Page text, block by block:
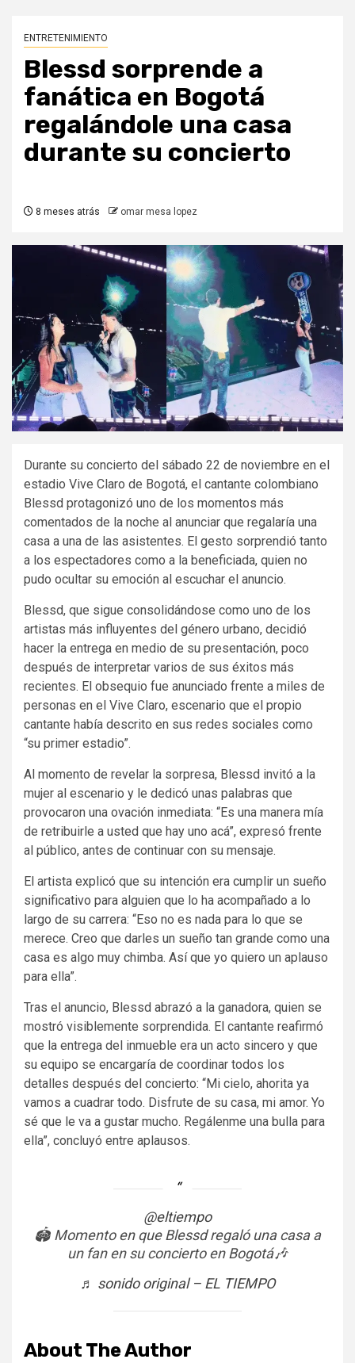
ENTRETENIMIENTO
Blessd sorprende a
fanática en Bogotá
regalándole una casa
durante su concierto
8 meses atrás omar mesa lopez
Durante su concierto del sábado 22 de noviembre en el
estadio Vive Claro de Bogotá, el cantante colombiano
Blessd protagonizó uno de los momentos más
comentados de la noche al anunciar que regalaría una
casa a una de las asistentes. El gesto sorprendió tanto
a los espectadores como a la beneficiada, quien no
pudo ocultar su emoción al escuchar el anuncio.
Blessd, que sigue consolidándose como uno de los
artistas más influyentes del género urbano, decidió
hacer la entrega en medio de su presentación, poco
después de interpretar varios de sus éxitos más
recientes. El obsequio fue anunciado frente a miles de
personas en el Vive Claro, escenario que el propio
cantante había descrito en sus redes sociales como
“su primer estadio”.
Al momento de revelar la sorpresa, Blessd invitó a la
mujer al escenario y le dedicó unas palabras que
provocaron una ovación inmediata: “Es una manera mía
de retribuirle a usted que hay uno acá”, expresó frente
al público, antes de continuar con su mensaje.
El artista explicó que su intención era cumplir un sueño
significativo para alguien que lo ha acompañado a lo
largo de su carrera: “Eso no es nada para lo que se
merece. Creo que darles un sueño tan grande como una
casa es algo muy chimba. Así que yo quiero un aplauso
para ella”.
Tras el anuncio, Blessd abrazó a la ganadora, quien se
mostró visiblemente sorprendida. El cantante reafirmó
que la entrega del inmueble era un acto sincero y que
su equipo se encargaría de coordinar todos los
detalles después del concierto: “Mi cielo, ahorita ya
vamos a cuadrar todo. Disfrute de su casa, mi amor. Yo
sé que le va a gustar mucho. Regálenme una bulla para
ella”, concluyó entre aplausos.
@eltiempo
🏟️ Momento en que Blessd regaló una casa a
un fan en su concierto en Bogotá🎶
♬ sonido original – EL TIEMPO
About The Author